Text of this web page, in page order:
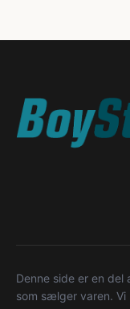
Denne side er en
som sælger varen. Vi